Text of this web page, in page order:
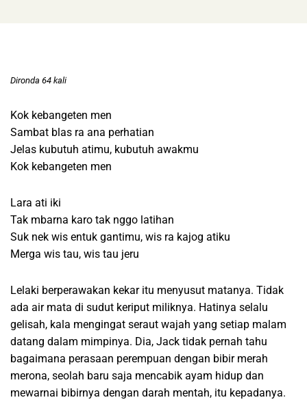
Dironda 64 kali
Kok kebangeten men
Sambat blas ra ana perhatian
Jelas kubutuh atimu, kubutuh awakmu
Kok kebangeten men
Lara ati iki
Tak mbarna karo tak nggo latihan
Suk nek wis entuk gantimu, wis ra kajog atiku
Merga wis tau, wis tau jeru
Lelaki berperawakan kekar itu menyusut matanya. Tidak
ada air mata di sudut keriput miliknya. Hatinya selalu
gelisah, kala mengingat seraut wajah yang setiap malam
datang dalam mimpinya. Dia, Jack tidak pernah tahu
bagaimana perasaan perempuan dengan bibir merah
merona, seolah baru saja mencabik ayam hidup dan
mewarnai bibirnya dengan darah mentah, itu kepadanya.